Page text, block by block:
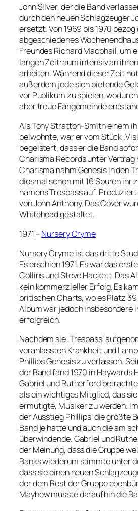
John Silver, der die Band
durch den neuen Schlagzeuger
ersetzt. Von 1969 bis 1970 bezog
abgeschiedenes
Freundes Richard Macphail, um
langen Zeitraum intensiv an
arbeiten. Während dieser Zeit
außerdem jede sich bietende
vor Publikum zu spielen,
aber treue Fangemeinde
Als Tony Stratton-Smith einem
beiwohnte, war er vom Stück
begeistert, dass er die Band
Charisma Records unter Vertrag
Charisma nahm Genesis in den
diesmal schon mit 16 Spuren ihr
namens Trespass auf.
von John Anthony. Das Cover
Whitehead gestaltet.
1971 –Nursery Cryme
Nursery Cryme ist das dritte
Es erschien 1971. Es war das
Collins und Steve Hackett. Das
kein kommerzieller Erfolg. Es
britischen Charts, wo es Platz
Album war jedoch insbesondere
erfolgreich.
Nachdem sie ‚Trespass‘
veranlassten Krankheit und
Phillips Genesis zu verlassen.
der Band fand 1970 in Haywards
Gabriel und Rutherford
als ein wichtiges Mitglied, das
ermutigte, Musiker zu werden.
der Ausstieg Phillips‘ die größte
Band je hatte und auch die am
überwindende. Gabriel und
der Meinung, dass die Gruppe
Banks wiederum stimmte unter
dass sie einen neuen
der dem Rest der Gruppe
Mayhew musste daraufhin die